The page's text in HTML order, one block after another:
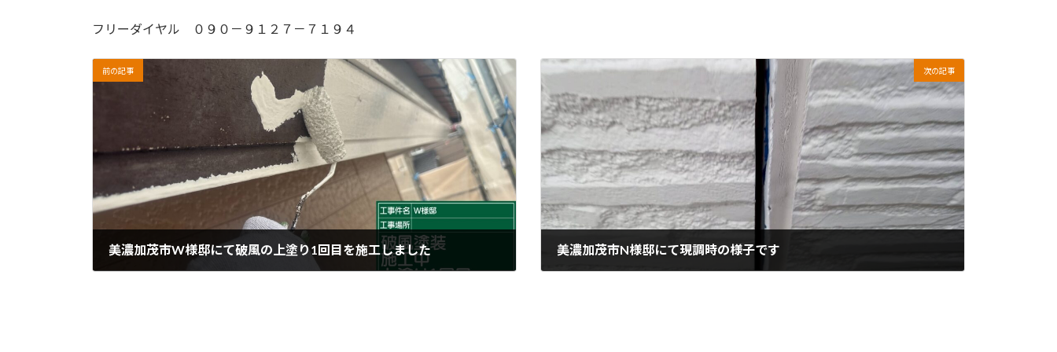
フリーダイヤル ０９０－９１２７－７１９４
前の記事
美濃加茂市W様邸にて破風の上塗り1回目を施工しました
次の記事
美濃加茂市N様邸にて現調時の様子です